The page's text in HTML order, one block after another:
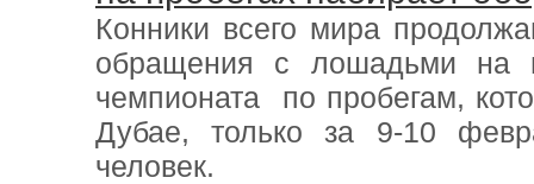
Конники всего мира
обращения с лошадьми на
чемпионата по пробегам,
Дубае, только за 9-10
человек.